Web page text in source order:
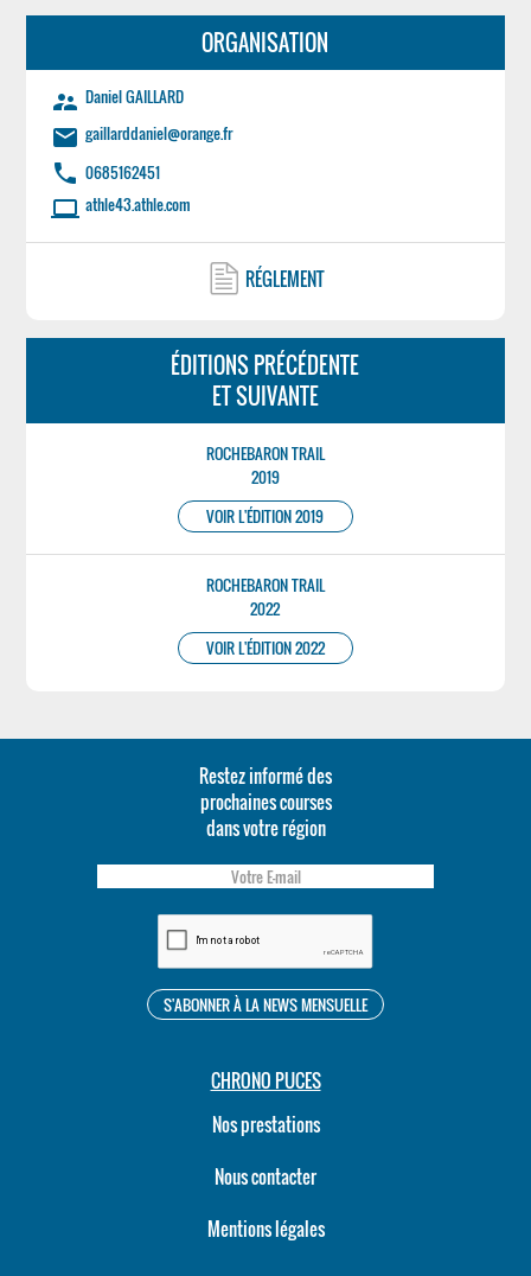
ORGANISATION
supervisor_account Daniel GAILLARD
email gaillarddaniel@orange.fr
phone 0685162451
laptop athle43.athle.com
RÉGLEMENT
ÉDITIONS PRÉCÉDENTE
ET SUIVANTE
ROCHEBARON TRAIL
2019
VOIR L'ÉDITION 2019
ROCHEBARON TRAIL
2022
VOIR L'ÉDITION 2022
Restez informé des
prochaines courses
dans votre région
CHRONO PUCES
Nos prestations
Nous contacter
Mentions légales